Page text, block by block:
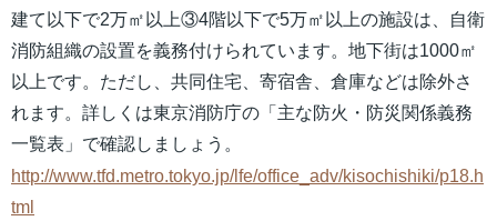
建て以下で2万㎡以上③4階以下で5万㎡以上の施設は、自衛
消防組織の設置を義務付けられています。地下街は1000㎡
以上です。ただし、共同住宅、寄宿舎、倉庫などは除外さ
れます。詳しくは東京消防庁の「主な防火・防災関係義務
一覧表」で確認しましょう。
http://www.tfd.metro.tokyo.jp/lfe/office_adv/kisochishiki/p18.h
tml